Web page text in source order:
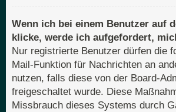
Wenn ich bei einem Benutzer auf
klicke, werde ich aufgefordert,
Nur registrierte Benutzer dürfen die
Mail-Funktion für Nachrichten an
nutzen, falls diese von der Board-
freigeschaltet wurde. Diese
Missbrauch dieses Systems durch